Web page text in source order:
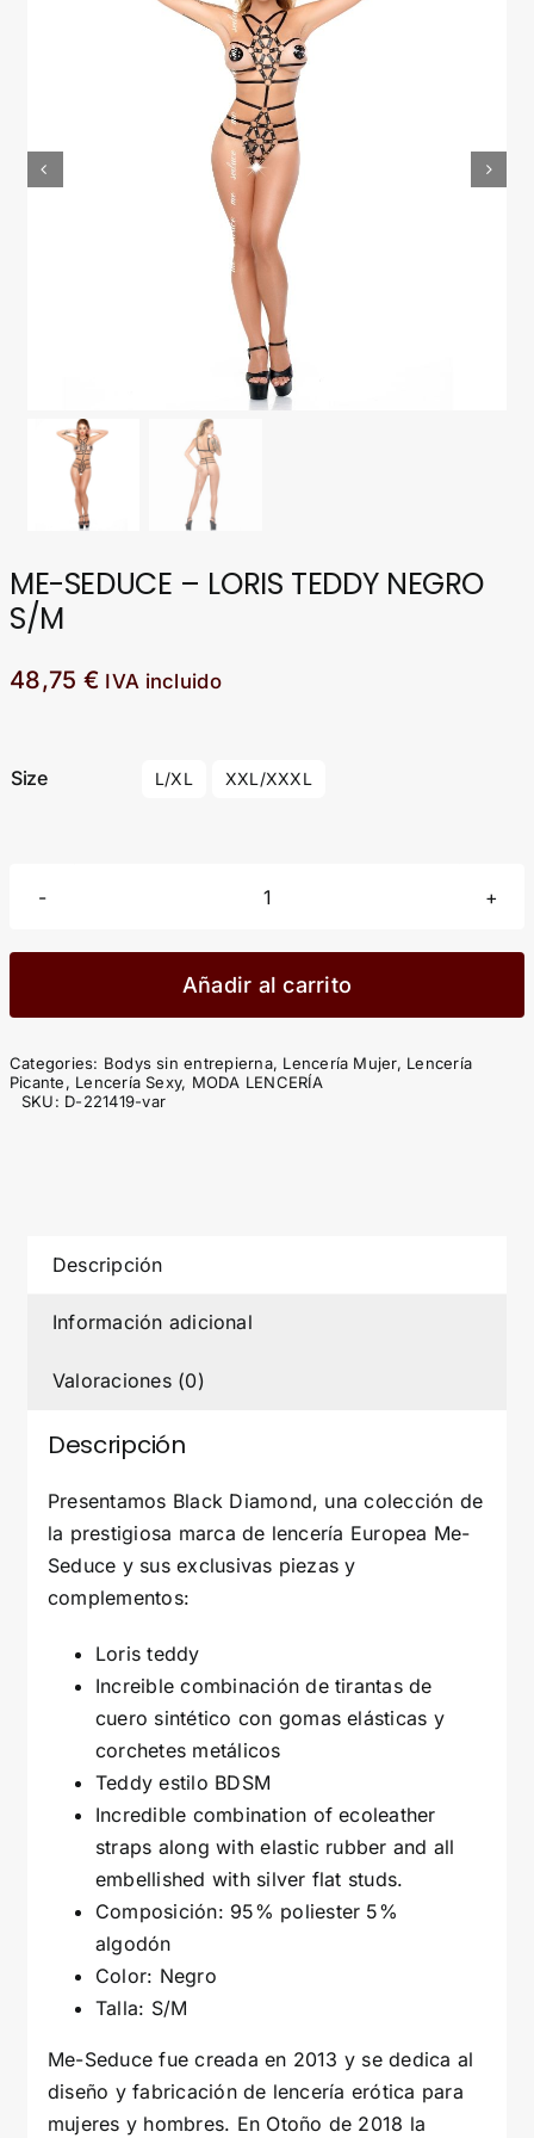
MODA & LENCERÍA
CONTACTO
POLÍTICA DE PRIVACIDAD
ME-SEDUCE – LORIS TEDDY NEGRO
S/M
48,75 € IVA incluido
Size L/XL XXL/XXXL
ME-
-
NEGRO
Añadir al carrito
Categories: Bodys sin entrepierna, Lencería Mujer, Lencería
Picante, Lencería Sexy, MODA LENCERÍA
SKU: D-221419-var
Descripción
Información adicional
Valoraciones (0)
Descripción
Presentamos Black Diamond, una colección de
la prestigiosa marca de lencería Europea Me-
Seduce y sus exclusivas piezas y
complementos:
Loris teddy
Increible combinación de tirantas de
cuero sintético con gomas elásticas y
corchetes metálicos
Teddy estilo BDSM
Incredible combination of ecoleather
straps along with elastic rubber and all
embellished with silver flat studs.
Composición: 95% poliester 5%
algodón
Color: Negro
Talla: S/M
Me-Seduce fue creada en 2013 y se dedica al
diseño y fabricación de lencería erótica para
mujeres y hombres. En Otoño de 2018 la